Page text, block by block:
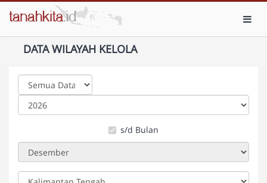
DATA WILAYAH KELOLA
s/d Bulan